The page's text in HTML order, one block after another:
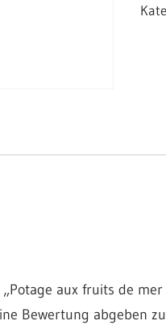
de
aux fruits de
Bewertung abgeben